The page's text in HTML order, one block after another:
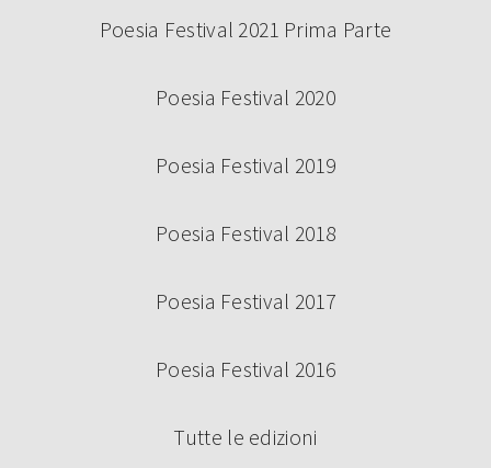
Poesia Festival 2021 Prima Parte
Poesia Festival 2020
Poesia Festival 2019
Poesia Festival 2018
Poesia Festival 2017
Poesia Festival 2016
Tutte le edizioni